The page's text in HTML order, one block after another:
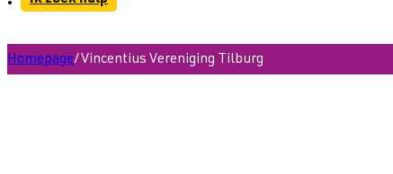
Homepage/ Vincentius Vereniging Tilburg